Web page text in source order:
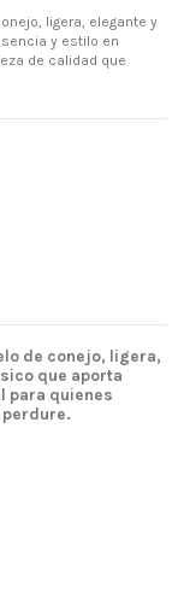
ligera, elegante y
y estilo en
de calidad que
de conejo, ligera,
que aporta
para quienes
perdure.